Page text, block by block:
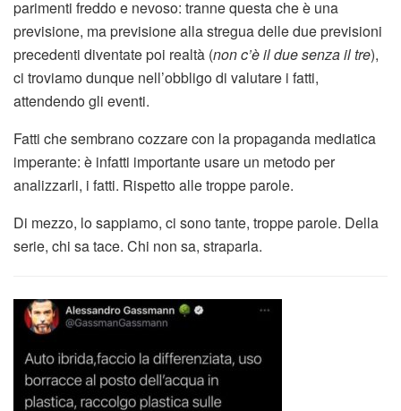
parimenti freddo e nevoso: tranne questa che è una
previsione, ma previsione alla stregua delle due previsioni
precedenti diventate poi realtà (non c’è il due senza il tre),
ci troviamo dunque nell’obbligo di valutare i fatti,
attendendo gli eventi.
Fatti che sembrano cozzare con la propaganda mediatica
imperante: è infatti importante usare un metodo per
analizzarli, i fatti. Rispetto alle troppe parole.
Di mezzo, lo sappiamo, ci sono tante, troppe parole. Della
serie, chi sa tace. Chi non sa, straparla.